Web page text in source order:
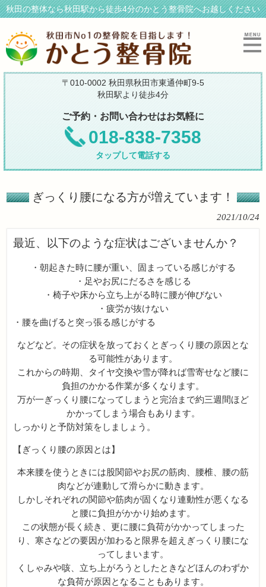
秋田の整体なら秋田駅から徒歩4分のかとう整骨院へお越しください
〒010-0002 秋田県秋田市東通仲町9-5
秋田駅より徒歩4分
ご予約・お問い合わせはお気軽に
018-838-7358
タップして電話する
ぎっくり腰になる方が増えています！
2021/10/24
最近、以下のような症状はございませんか？
・朝起きた時に腰が重い、固まっている感じがする
・足やお尻にだるさを感じる
・椅子や床から立ち上がる時に腰が伸びない
・疲労が抜けない
・腰を曲げると突っ張る感じがする
などなど。その症状を放っておくとぎっくり腰の原因とな
る可能性があります。
これからの時期、タイヤ交換や雪が降れば雪寄せなど腰に
負担のかかる作業が多くなります。
万が一ぎっくり腰になってしまうと完治まで約三週間ほど
かかってしまう場合もあります。
しっかりと予防対策をしましょう。
【ぎっくり腰の原因とは】
本来腰を使うときには股関節やお尻の筋肉、腰椎、腰の筋
肉などが連動して滑らかに動きます。
しかしそれぞれの関節や筋肉が固くなり連動性が悪くなる
と腰に負担がかかり始めます。
この状態が長く続き、更に腰に負荷がかかってしまった
り、寒さなどの要因が加わると限界を超えぎっくり腰にな
ってしまいます。
くしゃみや咳、立ち上がろうとしたときなどほんのわずか
な負荷が原因となることもあります。